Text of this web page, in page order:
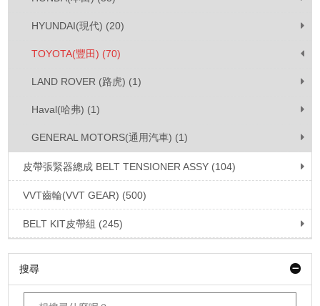
HYUNDAI(現代) (20)
TOYOTA(豐田) (70)
LAND ROVER (路虎) (1)
Haval(哈弗) (1)
GENERAL MOTORS(通用汽車) (1)
皮帶張緊器總成 BELT TENSIONER ASSY (104)
VVT齒輪(VVT GEAR) (500)
BELT KIT皮帶組 (245)
搜尋